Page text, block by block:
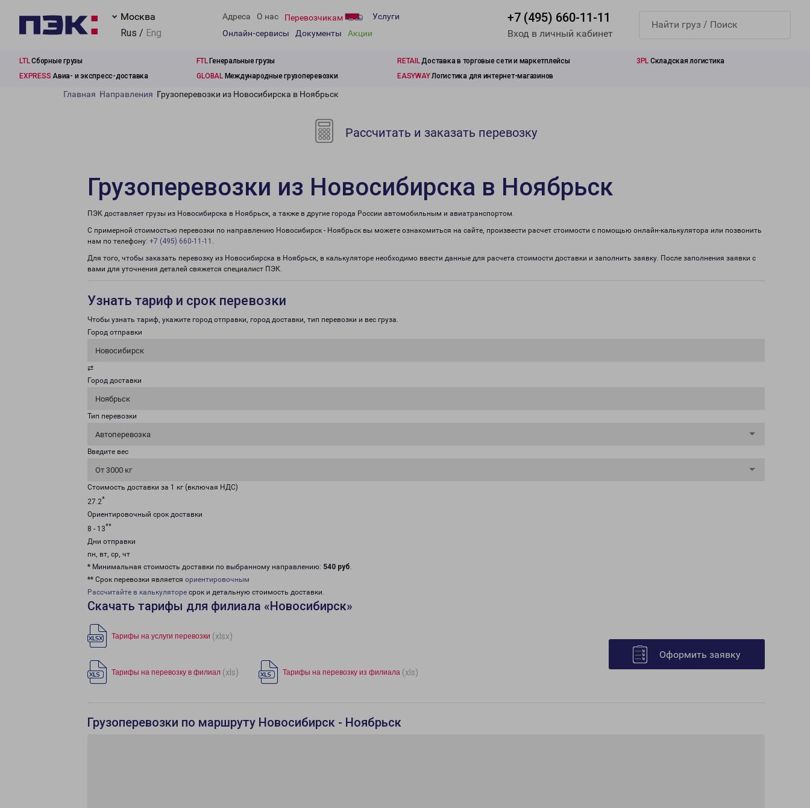
Москва
Rus / Eng
Адреса О нас Перевозчикам
Услуги
Онлайн-сервисы
Документы Акции
+7 (495) 660-11-11
Вход в личный кабинет
LTLСборные грузы FTLГенеральные грузы RETAILДоставка в торговые сети и маркетплейсы 3PL Складская логистика
EXPRESS Авиа- и экспресс-доставка GLOBALМеждународные грузоперевозки EASYWAYЛогистика для интернет-магазинов
Главная Направления Грузоперевозки из Новосибирска в Ноябрьск
Рассчитать и заказать перевозку
Грузоперевозки из Новосибирска в Ноябрьск
ПЭК доставляет грузы из Новосибирска в Ноябрьск, а также в другие города России автомобильным и авиатранспортом.
С примерной стоимостью перевозки по направлению Новосибирск - Ноябрьск вы можете ознакомиться на сайте, произвести расчет стоимости с помощью онлайн-калькулятора или позвонить
нам по телефону: +7 (495) 660-11-11 .
Для того, чтобы заказать перевозку из Новосибирска в Ноябрьск, в калькуляторе необходимо ввести данные для расчета стоимости доставки и заполнить заявку. После заполнения заявки с
вами для уточнения деталей свяжется специалист ПЭК.
Узнать тариф и срок перевозки
Чтобы узнать тариф, укажите город отправки, город доставки, тип перевозки и вес груза.
Город отправки
Новосибирск
⇄
Город доставки
Ноябрьск
Тип перевозки
Автоперевозка
Введите вес
От 3000 кг
Стоимость доставки за 1 кг (включая НДС)
27.2*
Ориентировочный срок доставки
8 - 13**
Дни отправки
пн, вт, ср, чт
* Минимальная стоимость доставки по выбранному направлению: 540 руб.
** Срок перевозки является ориентировочным
Рассчитайте в калькуляторе срок и детальную стоимость доставки.
Скачать тарифы для филиала «Новосибирск»
Тарифы на услуги перевозки (xlsx)
Тарифы на перевозку в филиал (xls) Тарифы на перевозку из филиала (xls)
Оформить заявку
Грузоперевозки по маршруту Новосибирск - Ноябрьск